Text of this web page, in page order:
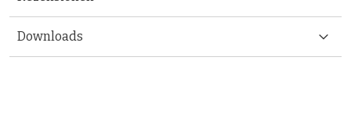
Downloads